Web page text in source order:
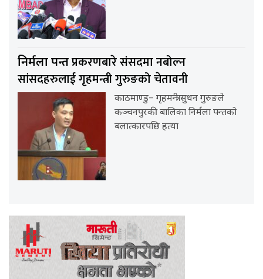
निर्मला पन्तप्रकरणबारे संसदमा नबोल्न
सांसदहरुलाई गृहमन्त्री गुरुङको चेतावनी
काठमाण्डु– गृहमन्त्री सुधन गुरुङले
कञ्चनपुरकी बालिका निर्मला पन्तको
बलात्कारपछि हत्या